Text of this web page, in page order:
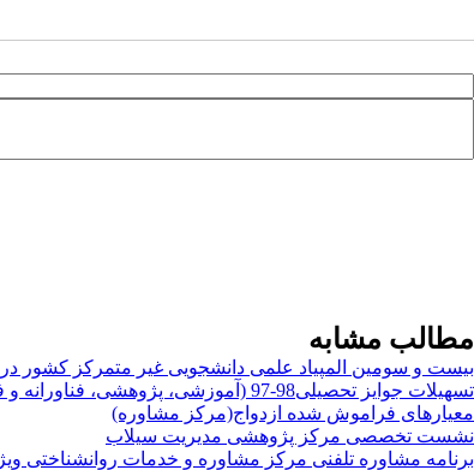
مطالب مشابه
بیست و سومین المپیاد علمی دانشجویی غیر متمرکز کشور در
تسهیلات جوایز تحصیلی98-97 (آموزشی، پژوهشی، فناورانه و فرهنگی) بنیاد ملی نخبگان استان البرز
معیارهای فراموش شده ازدواج(مرکز مشاوره)
نشست تخصصی مرکز پژوهشی مدیریت سیلاب
برنامه مشاوره تلفنی مرکز مشاوره و خدمات روانشناختی